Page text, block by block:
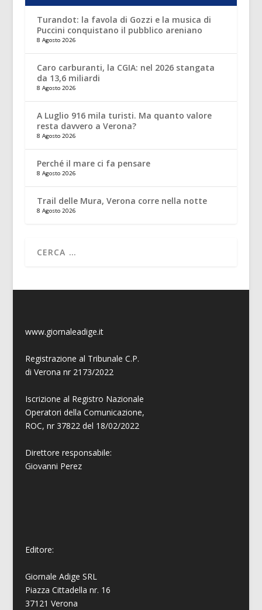
Turandot: la favola di Gozzi e la musica di
Puccini conquistano il pubblico areniano
8 Agosto 2026
Caro carburanti, la CGIA: nel 2026 stangata
da 13,6 miliardi
8 Agosto 2026
A Luglio 916 mila turisti. Ma quanto valore
resta davvero a Verona?
8 Agosto 2026
Perché il mare ci fa pensare
8 Agosto 2026
Trail delle Mura, Verona corre nella notte
8 Agosto 2026
www.giornaleadige.it
Registrazione al Tribunale C.P.
di Verona nr 2173/2022
Iscrizione al Registro Nazionale
Operatori della Comunicazione,
ROC, nr 37822 del 18/02/2022
Direttore responsabile:
Giovanni Perez
Editore:
Giornale Adige SRL
Piazza Cittadella nr. 16
37121 Verona